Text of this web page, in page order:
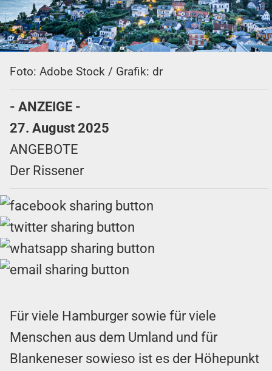
Foto: Adobe Stock / Grafik: dr
- ANZEIGE -
27. August 2025
ANGEBOTE
Der Rissener
Für viele Hamburger sowie für viele
Menschen aus dem Umland und für
Blankeneser sowieso ist es der Höhepunkt